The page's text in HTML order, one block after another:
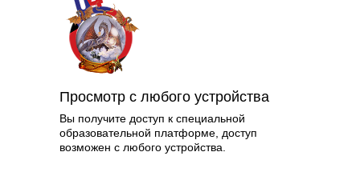
Просмотр с любого устройства
Вы получите доступ к специальной
образовательной платформе, доступ
возможен с любого устройства.